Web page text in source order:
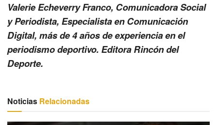
Valerie Echeverry Franco, Comunicadora Social
y Periodista, Especialista en Comunicación
Digital, más de 4 años de experiencia en el
periodismo deportivo. Editora Rincón del
Deporte.
Noticias Relacionadas